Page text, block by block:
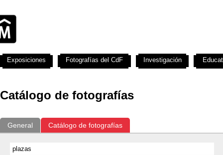
Catálogo de fotografías
General Catálogo de fotografías
Exposiciones Fotografías del CdF Investigación